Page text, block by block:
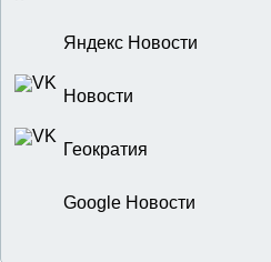
Яндекс Новости
Новости
Геократия
Google Новости